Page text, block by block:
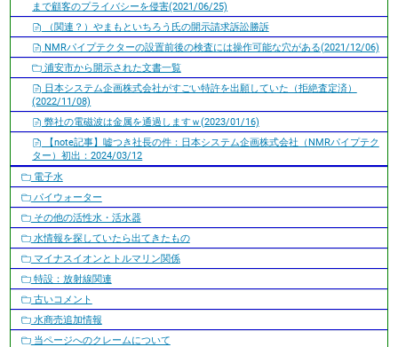
まで顧客のプライバシーを侵害(2021/06/25)
（関連？）やまもといちろう氏の開示請求訴訟勝訴
NMRパイプテクターの設置前後の検査には操作可能な穴がある(2021/12/06)
浦安市から開示された文書一覧
日本システム企画株式会社がすごい特許を出願していた（拒絶査定済）
(2022/11/08)
弊社の電磁波は金属を通過しますｗ(2023/01/16)
【note記事】嘘つき社長の件：日本システム企画株式会社（NMRパイプテク
ター）初出：2024/03/12
電子水
パイウォーター
その他の活性水・活水器
水情報を探していたら出てきたもの
マイナスイオンとトルマリン関係
特設：放射線関連
古いコメント
水商売追加情報
当ページへのクレームについて